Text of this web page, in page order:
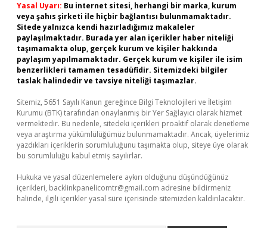
Yasal Uyarı: Bu internet sitesi, herhangi bir marka, kurum
veya şahıs şirketi ile hiçbir bağlantısı bulunmamaktadır.
Sitede yalnızca kendi hazırladığımız makaleler
paylaşılmaktadır. Burada yer alan içerikler haber niteliği
taşımamakta olup, gerçek kurum ve kişiler hakkında
paylaşım yapılmamaktadır. Gerçek kurum ve kişiler ile isim
benzerlikleri tamamen tesadüfidir. Sitemizdeki bilgiler
taslak halindedir ve tavsiye niteliği taşımazlar.
Sitemiz, 5651 Sayılı Kanun gereğince Bilgi Teknolojileri ve İletişim
Kurumu (BTK) tarafından onaylanmış bir Yer Sağlayıcı olarak hizmet
vermektedir. Bu nedenle, sitedeki içerikleri proaktif olarak denetleme
veya araştırma yükümlülüğümüz bulunmamaktadır. Ancak, üyelerimiz
yazdıkları içeriklerin sorumluluğunu taşımakta olup, siteye üye olarak
bu sorumluluğu kabul etmiş sayılırlar.
Hukuka ve yasal düzenlemelere aykırı olduğunu düşündüğünüz
içerikleri, backlinkpanelicomtr@gmail.com adresine bildirmeniz
halinde, ilgili içerikler yasal süre içerisinde sitemizden kaldırılacaktır.